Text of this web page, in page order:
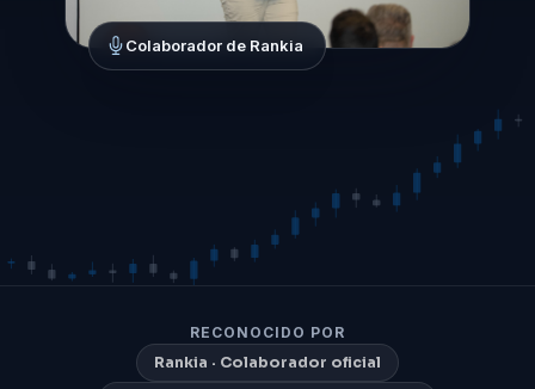
Colaborador de Rankia
RECONOCIDO POR
Rankia · Colaborador oficial